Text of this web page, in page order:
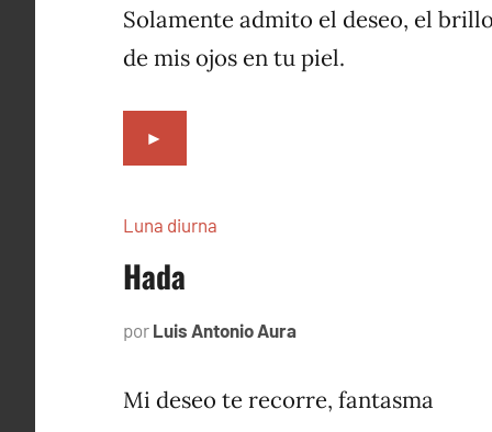
2019
Solamente admito el deseo, el
de mis ojos en tu piel.
►
Luna diurna
Hada
por Luis Antonio Aura
2002
Mi deseo te recorre, fantasma